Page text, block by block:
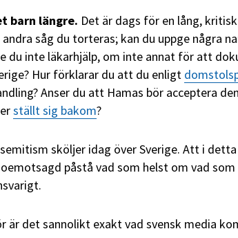
barn längre. Det är dags för en lång,
andra såg du torteras; kan du uppge några
du inte läkarhjälp, om inte annat för att
Hur förklarar du att du enligt
Anser du att Hamas bör acceptera
ställt sig bakom?
sköljer idag över Sverige. Att i
påstå vad som helst om vad som
är det sannolikt exakt vad svensk media